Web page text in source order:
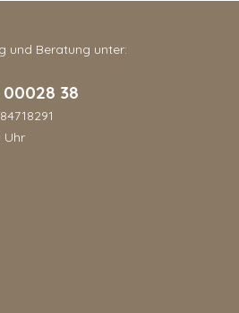
und Beratung unter:
38
Uhr